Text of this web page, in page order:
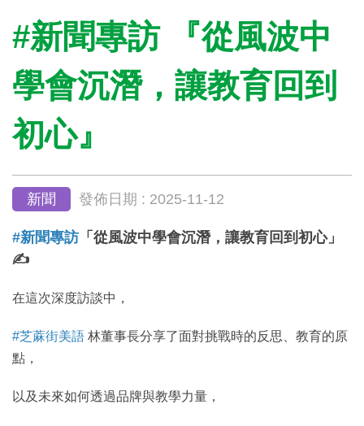
#新聞專訪 『從風波中
學會沉潛，讓教育回到
初心』
新聞 發佈日期 : 2025-11-12
#新聞專訪「從風波中學會沉潛，讓教育回到初心」
✍️
在這次深度訪談中，
#芝蔴街美語 林董事長分享了面對挑戰時的反思、教育的原
點，
以及未來如何透過品牌與教學力量，